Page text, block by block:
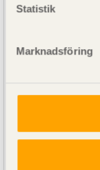
Statistik
Marknadsföring